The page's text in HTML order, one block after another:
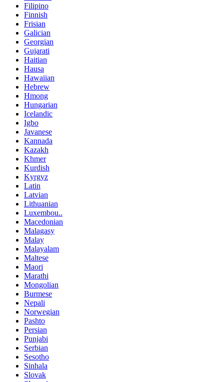
Filipino
Finnish
Frisian
Galician
Georgian
Gujarati
Haitian
Hausa
Hawaiian
Hebrew
Hmong
Hungarian
Icelandic
Igbo
Javanese
Kannada
Kazakh
Khmer
Kurdish
Kyrgyz
Latin
Latvian
Lithuanian
Luxembou..
Macedonian
Malagasy
Malay
Malayalam
Maltese
Maori
Marathi
Mongolian
Burmese
Nepali
Norwegian
Pashto
Persian
Punjabi
Serbian
Sesotho
Sinhala
Slovak